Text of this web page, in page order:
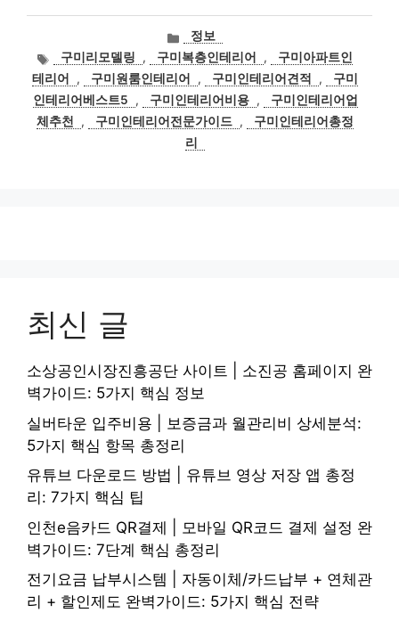
카
테
고
리
정보
태
그
구미리모델링 , 구미복층인테리어 ,
구미아파트인
테리어
, 구미원룸인테리어 , 구미인테리어견적 ,
구미
인테리어베스트5
, 구미인테리어비용 ,
구미인테리어업
체추천
, 구미인테리어전문가이드 ,
구미인테리어총정
리
최신 글
소상공인시장진흥공단 사이트 | 소진공 홈페이지 완
벽가이드: 5가지 핵심 정보
실버타운 입주비용 | 보증금과 월관리비 상세분석:
5가지 핵심 항목 총정리
유튜브 다운로드 방법 | 유튜브 영상 저장 앱 총정
리: 7가지 핵심 팁
인천e음카드 QR결제 | 모바일 QR코드 결제 설정 완
벽가이드: 7단계 핵심 총정리
전기요금 납부시스템 | 자동이체/카드납부 + 연체관
리 + 할인제도 완벽가이드: 5가지 핵심 전략